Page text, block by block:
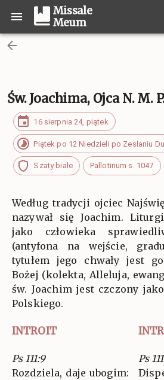
Missale
Meum
Św. Joachima, Ojca N. M.
16 sierpnia 24, piątek
Piątek po 12 Niedzieli po Zesłaniu
Szaty białe Pallotinum s. 1047
Według tradycji ojciec
nazywał się Joachim.
jako człowieka
(antyfona na wejście,
tytułem jego chwały jest
Bożej (kolekta, Alleluja,
św. Joachim jest czczony
Polskiego.
INTROIT
Ps 111:9
Rozdziela, daje ubogim:
Ps